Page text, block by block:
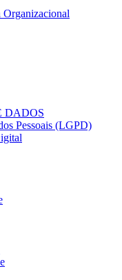
Organizacional
DADOS
Pessoais (LGPD)